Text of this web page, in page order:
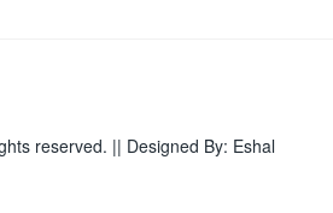
reserved. || Designed By: Eshal